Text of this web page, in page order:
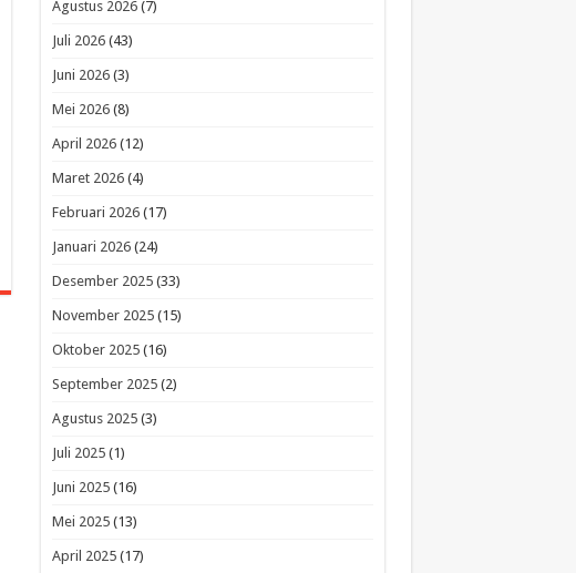
Agustus 2026(7)
Juli 2026(43)
Juni 2026(3)
Mei 2026(8)
April 2026(12)
Maret 2026(4)
Februari 2026(17)
Januari 2026(24)
Desember 2025(33)
November 2025(15)
Oktober 2025(16)
September 2025(2)
Agustus 2025(3)
Juli 2025(1)
Juni 2025(16)
Mei 2025(13)
April 2025(17)